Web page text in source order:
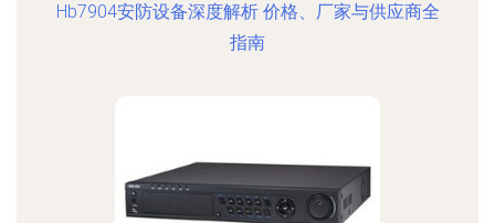
Hb7904安防设备深度解析 价格、厂家与供应商全
指南